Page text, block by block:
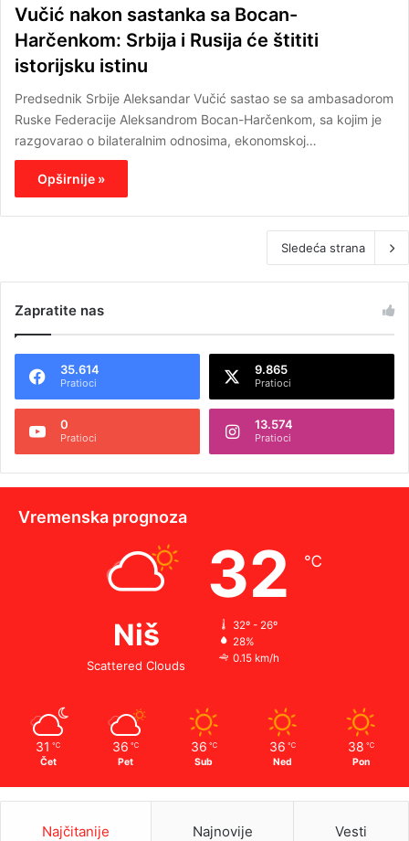
Vučić nakon sastanka sa Bocan-
Harčenkom: Srbija i Rusija će štititi
istorijsku istinu
Predsednik Srbije Aleksandar Vučić sastao se sa ambasadorom
Ruske Federacije Aleksandrom Bocan-Harčenkom, sa kojim je
razgovarao o bilateralnim odnosima, ekonomskoj…
Opširnije »
Sledeća strana
Zapratite nas
35.614
Pratioci
9.865
Pratioci
0
Pratioci
13.574
Pratioci
Vremenska prognoza
Niš
Scattered Clouds
32 ℃
32º - 26º
28%
0.15 km/h
31 ℃
Čet
36 ℃
Pet
36 ℃
Sub
36 ℃
Ned
38 ℃
Pon
Najčitanije Najnovije Vesti